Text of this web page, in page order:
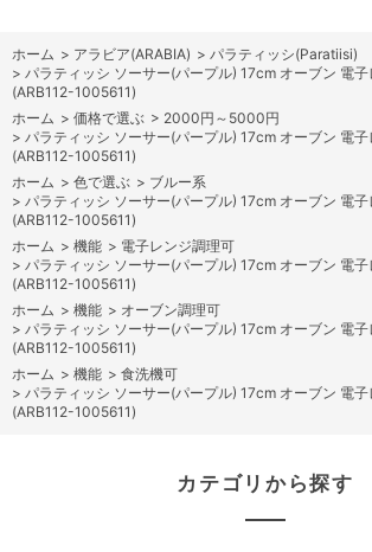
ホーム > アラビア(ARABIA) > パラティッシ(Paratiisi)
> パラティッシ ソーサー(パープル) 17cm オーブン 電
(ARB112-1005611)
ホーム > 価格で選ぶ > 2000円～5000円
> パラティッシ ソーサー(パープル) 17cm オーブン 電
(ARB112-1005611)
ホーム > 色で選ぶ > ブルー系
> パラティッシ ソーサー(パープル) 17cm オーブン 電
(ARB112-1005611)
ホーム > 機能 > 電子レンジ調理可
> パラティッシ ソーサー(パープル) 17cm オーブン 電
(ARB112-1005611)
ホーム > 機能 > オーブン調理可
> パラティッシ ソーサー(パープル) 17cm オーブン 電
(ARB112-1005611)
ホーム > 機能 > 食洗機可
> パラティッシ ソーサー(パープル) 17cm オーブン 電
(ARB112-1005611)
カテゴリから探す